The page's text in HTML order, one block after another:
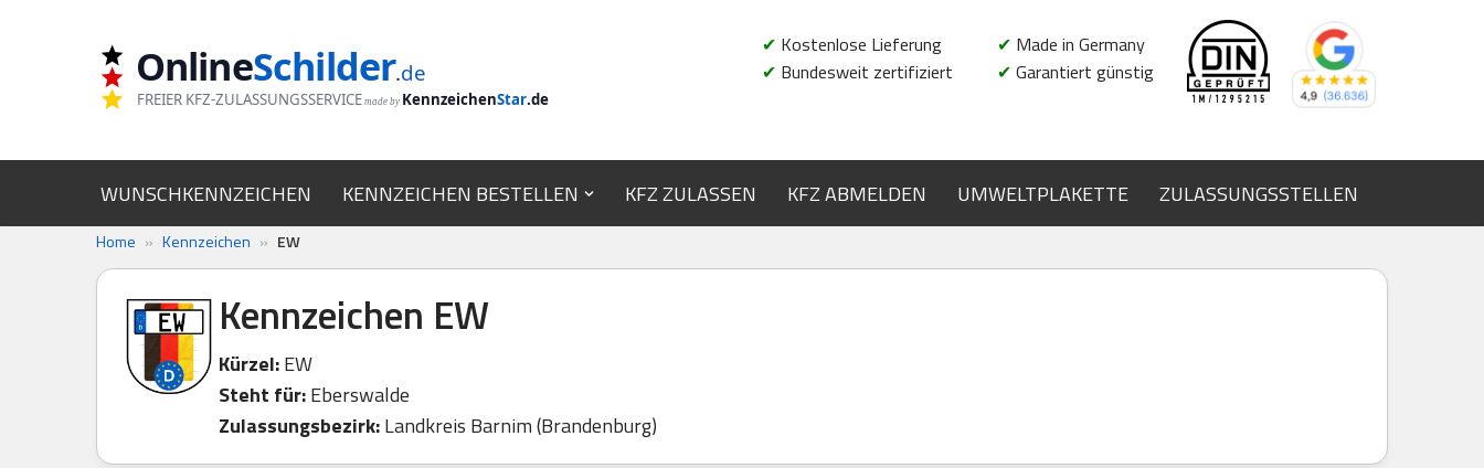
OnlineSchilder.de
FREIER KFZ-ZULASSUNGSSERVICE made by KennzeichenStar.de
✔ Kostenlose Lieferung
✔ Bundesweit zertifiziert
✔ Made in Germany
✔ Garantiert günstig
WUNSCHKENNZEICHEN KENNZEICHEN BESTELLEN KFZ ZULASSEN KFZ ABMELDEN UMWELTPLAKETTE ZULASSUNGSSTELLEN
Home » Kennzeichen » EW
Kennzeichen EW
Kürzel:EW
Steht für:Eberswalde
Zulassungsbezirk:Landkreis Barnim (Brandenburg)